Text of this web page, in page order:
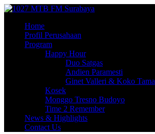
Home
Profil Perusahaan
Program
Happy Hour
Duo Satgas
Andien Paramesti
Ginet Valleri & Koko Tama
Kosek
Monggo Tresno Budoyo
Time 2 Remember
News & Highlights
Contact Us